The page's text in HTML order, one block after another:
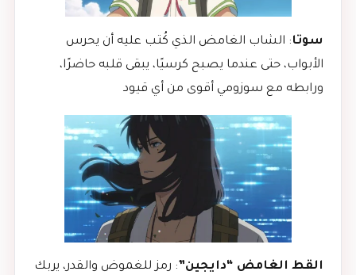
سوتا: الشاب الغامض الذي كُتب عليه أن يحرس
الأبواب، حتى عندما يصبح كرسيًا، يبقى قلبه حاضرًا،
ورابطه مع سوزومي أقوى من أي قيود
القط الغامض “دايجين”: رمز للغموض والقدر، يربك